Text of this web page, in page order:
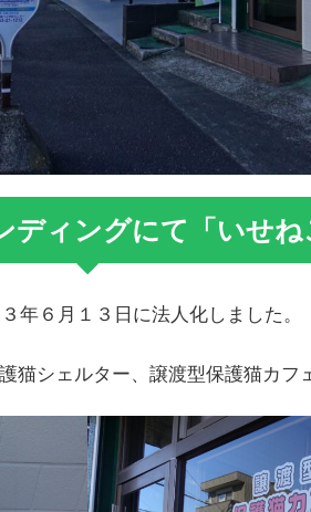
ディングにて「いせね
年６月１３日に法人化しました。
猫シェルター、譲渡型保護猫カフ